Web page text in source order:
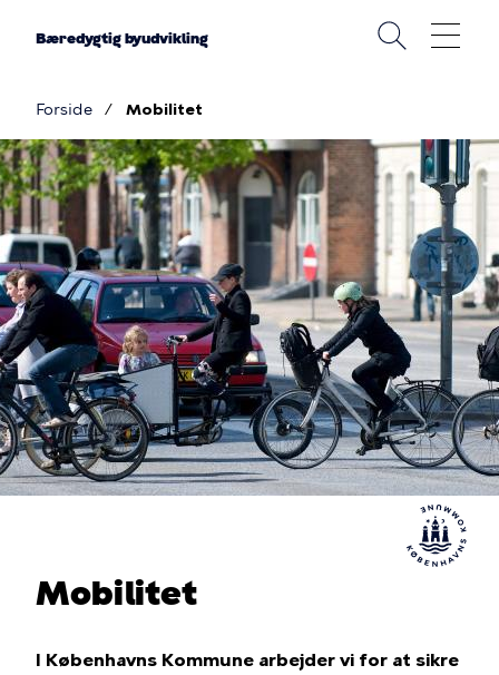
Bæredygtig byudvikling
Brødkrumme
Forside Mobilitet
Mobilitet
I Københavns Kommune arbejder vi for at sikre